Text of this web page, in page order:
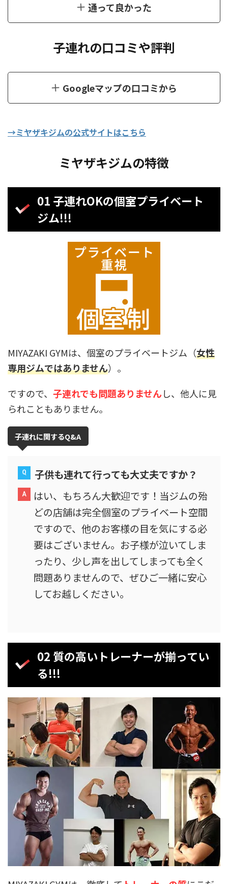
通って良かった
子連れの口コミや評判
Googleマップの口コミから
→ミヤザキジムの公式サイトはこちら
ミヤザキジムの特徴
01 子連れOKの個室プライベート
ジム!!!
MIYAZAKI GYMは、個室のプライベートジム（女性
専用ジムではありません）。
ですので、 子連れでも問題ありませんし、他人に見
られこともありません。
子連れに関するQ&A
子供も連れて行っても大丈夫ですか？
はい、もちろん大歓迎です！当ジムの殆
どの店舗は完全個室のプライベート空間
ですので、他のお客様の目を気にする必
要はございません。お子様が泣いてしま
ったり、少し声を出してしまっても全く
問題ありませんので、ぜひご一緒に安心
してお越しください。
02 質の高いトレーナーが揃ってい
る!!!